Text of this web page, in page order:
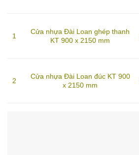
1
Cửa nhựa Đài Loan ghép thanh
KT 900 x 2150 mm
2
Cửa nhựa Đài Loan đúc KT 900
x 2150 mm